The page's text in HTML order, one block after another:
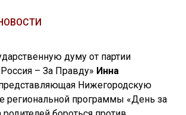
думу от партии
– За Правду» Инна
Нижегородскую
региональной программы «День за